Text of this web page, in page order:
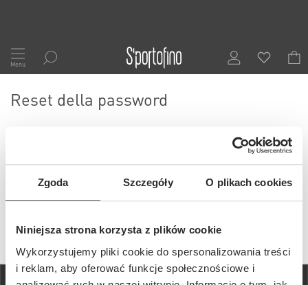
Zgoda Szczegóły O plikach cookies
Niniejsza strona korzysta z plików cookie
Wykorzystujemy pliki cookie do spersonalizowania treści
i reklam, aby oferować funkcje społecznościowe i
Salta
al
contenuto
Menu
Reset della password
INVIA
< Torna